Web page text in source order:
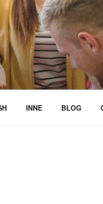
INNE BLOG